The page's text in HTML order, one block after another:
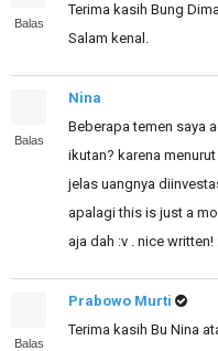
Balas
Terima kasih Bung
Salam kenal.
Balas
Nina
Beberapa temen saya
ikutan? karena
jelas uangnya
apalagi this is just a
aja dah :v . nice written!
Balas
Prabowo Murti
Terima kasih Bu Nina